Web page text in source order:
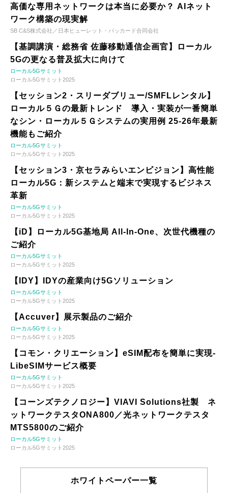
高価な専用ネットワークは本当に必要か？ AIネット
ワーク構築の現実解
SB C&S株式会社／日本ヒューレット・パッカード合同会社
【基調講演・総務省 佐藤移動通信企画官】ローカル
5Gの更なる普及拡大に向けて
ローカル5Gサミット
ローカル5Gサミット2025
【セッション2・スリーダブリュー/SMFLレンタル】
ローカル５Ｇの最新トレンド 導入・実装が一番簡単
なシン・ローカル５Ｇシステムの実用例 25-26年最新
機能もご紹介
ローカル5Gサミット
ローカル5Gサミット2025
【セッション3・京セラみらいエンビジョン】高性能
ローカル5G：新システムと端末で実現するビジネス
革新
ローカル5Gサミット
ローカル5Gサミット2025
【iD】ローカル5G基地局 All-In-One、次世代機種の
ご紹介
ローカル5Gサミット
ローカル5Gサミット2025
【IDY】IDYの産業向け5Gソリューション
ローカル5Gサミット
ローカル5Gサミット2025
【Accuver】展示製品のご紹介
ローカル5Gサミット
ローカル5Gサミット2025
【コモン・クリエーション】eSIM配布を簡単に実現-
LibeSIMサービス概要
ローカル5Gサミット
ローカル5Gサミット2025
【コーンズテクノロジー】VIAVI Solutions社製 ネ
ットワークテスタONA800／光ネットワークテスタ
MTS5800のご紹介
ローカル5Gサミット
ローカル5Gサミット2025
ホワイトペーパー一覧